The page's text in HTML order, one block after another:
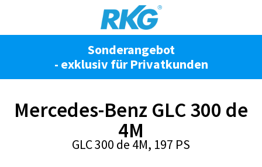
Sonderangebot
- exklusiv für Privatkunden
Mercedes-Benz GLC 300 de
4M
GLC 300 de 4M, 197 PS